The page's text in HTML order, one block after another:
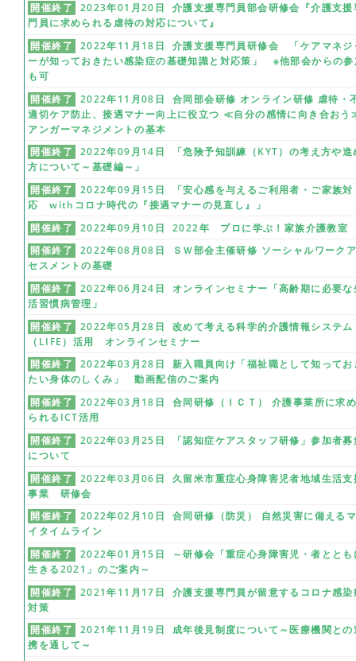
開催終了
2023年01月20日 介護支援専門員部会研修会『介護支援
門員に求められる虐待の対応について』
開催終了
2022年11月18日 介護支援専門員研修会 「ケアマネジ
ーが知っておきたい感染症の基礎知識と対応策」 ※他部会からの
も可
開催終了
2022年11月08日 合同部会研修 オンライン研修 虐待・
適切ケア防止、接遇マナー向上に役立つ ≪自分の感情に向き合お
アンガーマネジメントの基本
開催終了
2022年09月14日 「危険予知訓練（KYT）の考え方や進
方について～基礎編～」
開催終了
2022年09月15日 「安心感を与えるご利用者・ご家族対
応 withコロナ時代の『接遇マナーの見直し』」
開催終了
2022年09月10日 2022年 プロに学ぶ！家族介護教室
開催終了
2022年08月08日 ＳＷ部会主催研修 ソーシャルワーク
セスメントの基礎
開催終了
2022年06月24日 オンラインセミナー「高齢期に必要な
活習慣病管理」
開催終了
2022年05月28日 改めて考える科学的介護情報システム
（LIFE）活用 オンラインセミナー
開催終了
2022年03月28日 新入職員向け「福祉職として知ってお
たい身体のしくみ」 動画配信のご案内
開催終了
2022年03月18日 合同研修（ＩＣＴ） 介護事業所に求
られるICT活用
開催終了
2022年03月25日 「認知症ケアスタッフ研修」参加者募
について
開催終了
2022年03月06日 久留米市重症心身障害児者地域生活支
事業 研修会
開催終了
2022年02月10日 合同研修（防災） 自然災害に備える
イタイムライン
開催終了
2022年01月15日 ～研修会「重症心身障害児・者ととも
生きる2021」のご案内～
開催終了
2021年11月17日 介護支援専門員が留意するコロナ感染
対策
開催終了
2021年11月19日 成年後見制度について～医療機関との
携を通して～